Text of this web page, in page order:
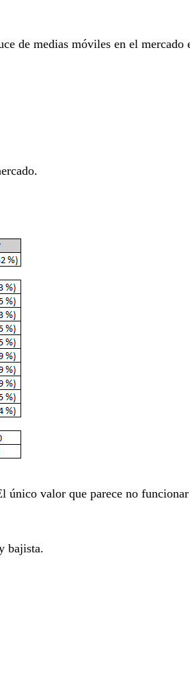
de medias móviles en el mercado
valor que parece no funcionar
bajista.